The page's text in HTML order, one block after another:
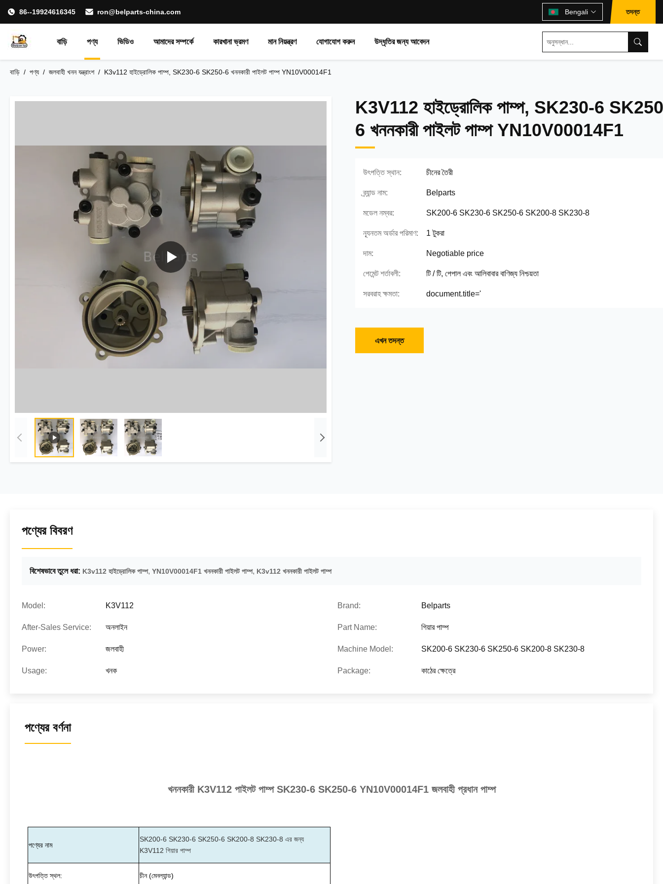
86--19924616345 ron@belparts-china.com Bengali তদন্ত
বাড়ি পণ্য ভিডিও আমাদের সম্পর্কে কারখানা ভ্রমণ মান নিয়ন্ত্রণ যোগাযোগ করুন উদ্ধৃতির জন্য আবেদন
বাড়ি / পণ্য / জলবাহী খনন যন্ত্রাংশ/ K3v112 হাইড্রোলিক পাম্প, SK230-6 SK250-6 খননকারী পাইলট পাম্প YN10V00014F1
K3V112 হাইড্রোলিক পাম্প, SK230-6
6 খননকারী পাইলট পাম্প YN10V00014F1
উৎপত্তি স্থান: চীনের তৈরী
ব্র্যান্ড নাম: Belparts
মডেল নম্বর: SK200-6 SK230-6 SK250-6 SK200-8 SK230-8
ন্যূনতম অর্ডার পরিমাণ: 1 টুকরা
দাম: Negotiable price
পেমেন্ট শর্তাবলী: টি / টি, পেপাল এবং আলিবাবার বাণিজ্য নিশ্চয়তা
সরবরাহ ক্ষমতা: document.title='
এখন তদন্ত
পণ্যের বিবরণ
বিশেষভাবে তুলে ধরা: K3v112 হাইড্রোলিক পাম্প, YN10V00014F1 খননকারী পাইলট পাম্প, K3v112 খননকারী পাইলট পাম্প
Model: K3V112 Brand: Belparts
After-Sales Service: অনলাইন Part Name: গিয়ার পাম্প
Power: জলবাহী Machine Model: SK200-6 SK230-6 SK250-6 SK200-8 SK230-8
Usage: খনক Package: কাঠের ক্ষেত্রে
পণ্যের বর্ণনা
খননকারী K3V112 পাইলট পাম্প SK230-6 SK250-6 YN10V00014F1 জলবাহী প্রধান পাম্প
পণ্যের নাম
SK200-6 SK230-6 SK250-6 SK200-8 SK230-8 এর জন্য
K3V112 গিয়ার পাম্প
উৎপত্তি স্থল: চীন (মেনল্যান্ড)